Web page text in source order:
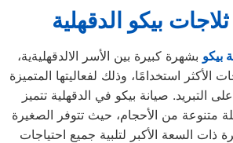
بيكو الدقهلية
بيكو بشهرة كبيرة بين الأسر الالدقهليةية،
الأكثر استخدامًا، وذلك لفعاليتها المتميزة
التبريد. صيانة بيكو في الدقهلية تتميز
متنوعة من الأحجام، حيث تتوفر الصغيرة
ذات السعة الأكبر لتلبية جميع احتياجات